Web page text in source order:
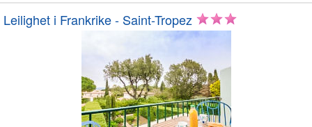
Leilighet i Frankrike - Saint-Tropez